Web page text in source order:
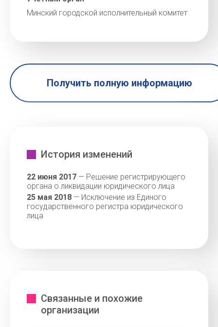
Минский городской исполнительный комитет
Получить полную информацию
История изменений
22 июня 2017 — Решение регистрирующего
органа о ликвидации юридического лица
25 мая 2018 — Исключение из Единого
государственного регистра юридического
лица
Связанные и похожие
организации